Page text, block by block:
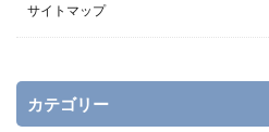
サイトマップ
カテゴリー